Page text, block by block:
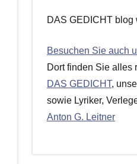
DAS GEDICHT blog
Besuchen Sie auch
Dort finden Sie alles
DAS GEDICHT,
sowie Lyriker,
Anton G. Leitner